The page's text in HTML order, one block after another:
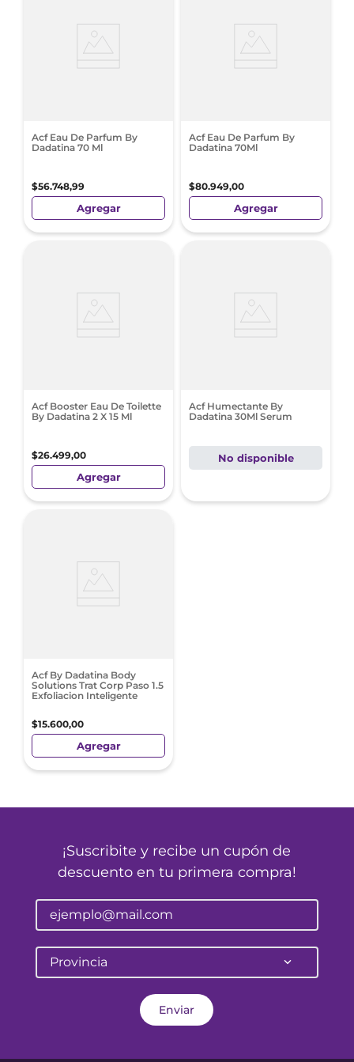
Acf Eau De Parfum By
Dadatina 70 Ml
$56.748,99
Agregar
Acf Eau De Parfum By
Dadatina 70Ml
$80.949,00
Agregar
Acf Booster Eau De Toilette
By Dadatina 2 X 15 Ml
$26.499,00
Agregar
Acf Humectante By
Dadatina 30Ml Serum
No disponible
Acf By Dadatina Body
Solutions Trat Corp Paso 1.5
Exfoliacion Inteligente
$15.600,00
Agregar
¡Suscribite y recibe un cupón de
descuento en tu primera compra!
Provincia
Enviar